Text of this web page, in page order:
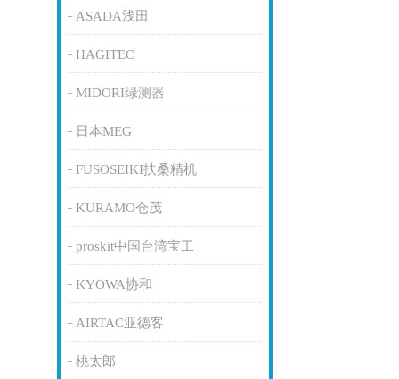
ASADA浅田
HAGITEC
MIDORI绿测器
日本MEG
FUSOSEIKI扶桑精机
KURAMO仓茂
proskit中国台湾宝工
KYOWA协和
AIRTAC亚德客
桃太郎